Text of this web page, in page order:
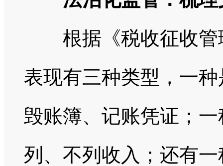
根据《税收征收管
表现有三种类型，一
毁账簿、记账凭证；
列、不列收入；还有